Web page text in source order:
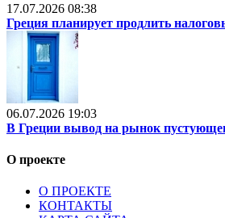
17.07.2026 08:38
Греция планирует продлить
06.07.2026 19:03
В Греции вывод на рынок
О проекте
О ПРОЕКТЕ
КОНТАКТЫ